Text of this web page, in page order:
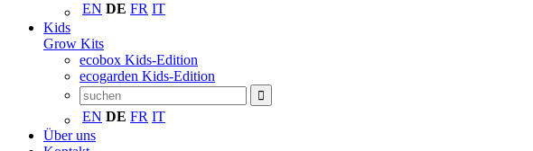
EN DE FR IT
Kids
Grow Kits
ecobox Kids-Edition
ecogarden Kids-Edition
EN DE FR IT
Über uns